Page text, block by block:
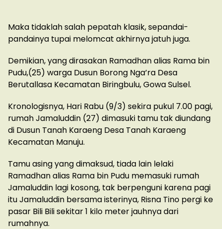
Maka tidaklah salah pepatah klasik, sepandai-
pandainya tupai melomcat akhirnya jatuh juga.
Demikian, yang dirasakan Ramadhan alias Rama bin
Pudu,(25) warga Dusun Borong Nga’ra Desa
Berutallasa Kecamatan Biringbulu, Gowa Sulsel.
Kronologisnya, Hari Rabu (9/3) sekira pukul 7.00 pagi,
rumah Jamaluddin (27) dimasuki tamu tak diundang
di Dusun Tanah Karaeng Desa Tanah Karaeng
Kecamatan Manuju.
Tamu asing yang dimaksud, tiada lain lelaki
Ramadhan alias Rama bin Pudu memasuki rumah
Jamaluddin lagi kosong, tak berpenguni karena pagi
itu Jamaluddin bersama isterinya, Risna Tino pergi ke
pasar Bili Bili sekitar 1 kilo meter jauhnya dari
rumahnya.